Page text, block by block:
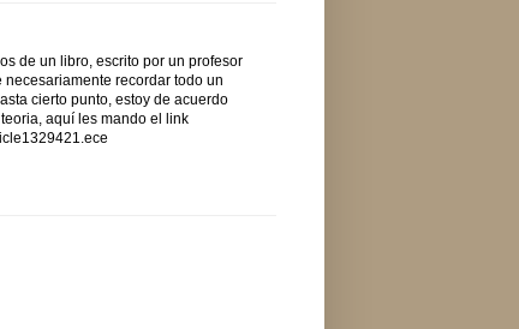
de un libro, escrito por un profesor
recordar todo un
cierto punto, estoy de acuerdo
aquí les mando el link